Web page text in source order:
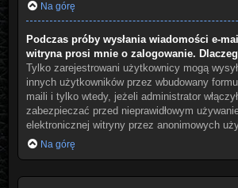
Na górę
Podczas próby wysłania wiadomości e-
witryna prosi mnie o zalogowanie.
Tylko zarejestrowani użytkownicy mogą
innych użytkowników przez wbudowany
maili i tylko wtedy, jeżeli administrator
zabezpieczać przed nieprawidłowym
elektronicznej witryny przez anonimowych
Na górę